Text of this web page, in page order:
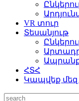
VR տուր
Տեսանյութ
ՀՏՀ
Կապվեք